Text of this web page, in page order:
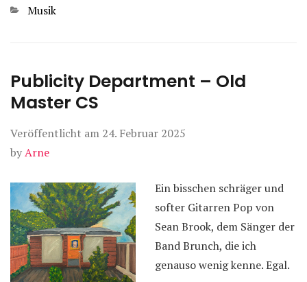
Kategorien
Musik
Publicity Department – Old
Master CS
Veröffentlicht am 24. Februar 2025
byArne
Ein bisschen schräger und
softer Gitarren Pop von
Sean Brook, dem Sänger der
Band Brunch, die ich
genauso wenig kenne. Egal.